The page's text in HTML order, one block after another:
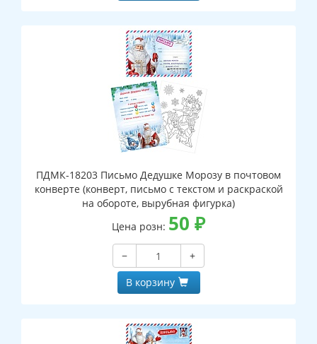
ПДМК-18203 Письмо Дедушке Морозу в почтовом
конверте (конверт, письмо с текстом и раскраской
на обороте, вырубная фигурка)
Цена розн: 50 ₽
−
+
В корзину